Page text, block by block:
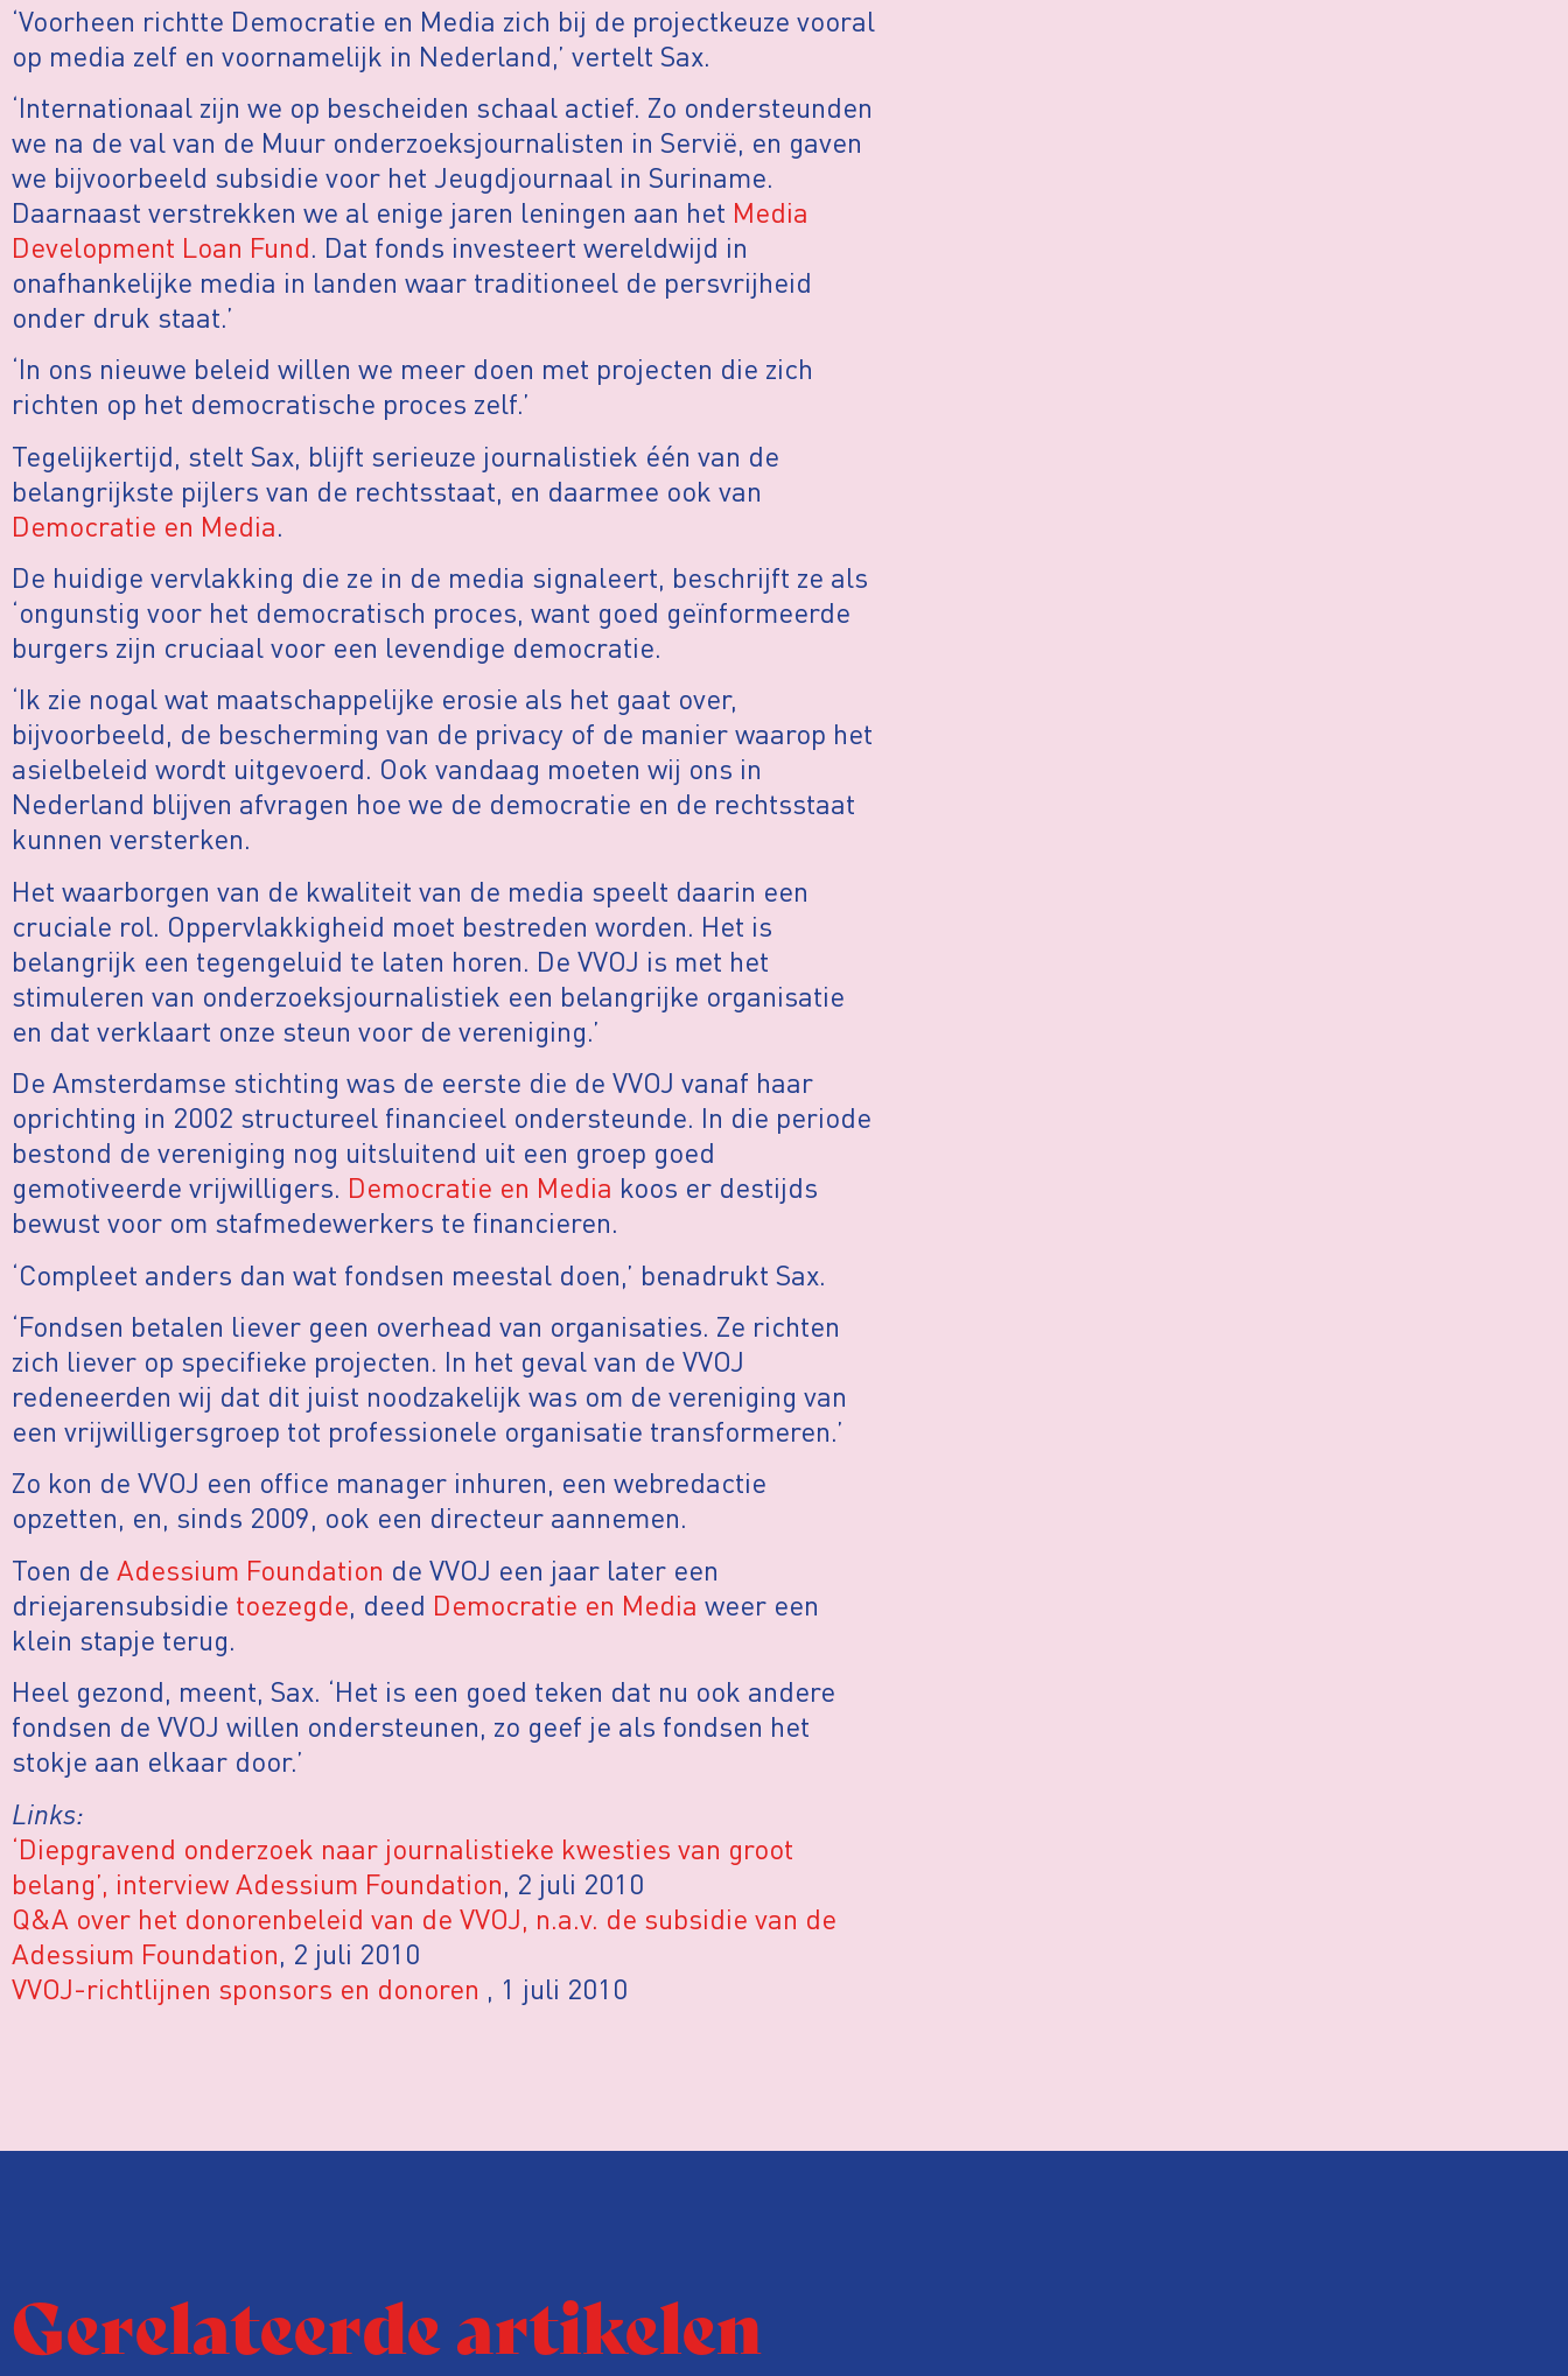
‘Voorheen richtte Democratie en Media zich bij de projectkeuze vooral
op media zelf en voornamelijk in Nederland,’ vertelt Sax.
‘Internationaal zijn we op bescheiden schaal actief. Zo ondersteunden
we na de val van de Muur onderzoeksjournalisten in Servië, en gaven
we bijvoorbeeld subsidie voor het Jeugdjournaal in Suriname.
Daarnaast verstrekken we al enige jaren leningen aan het Media
Development Loan Fund. Dat fonds investeert wereldwijd in
onafhankelijke media in landen waar traditioneel de persvrijheid
onder druk staat.’
‘In ons nieuwe beleid willen we meer doen met projecten die zich
richten op het democratische proces zelf.’
Tegelijkertijd, stelt Sax, blijft serieuze journalistiek één van de
belangrijkste pijlers van de rechtsstaat, en daarmee ook van
Democratie en Media.
De huidige vervlakking die ze in de media signaleert, beschrijft ze als
‘ongunstig voor het democratisch proces, want goed geïnformeerde
burgers zijn cruciaal voor een levendige democratie.
‘Ik zie nogal wat maatschappelijke erosie als het gaat over,
bijvoorbeeld, de bescherming van de privacy of de manier waarop het
asielbeleid wordt uitgevoerd. Ook vandaag moeten wij ons in
Nederland blijven afvragen hoe we de democratie en de rechtsstaat
kunnen versterken.
Het waarborgen van de kwaliteit van de media speelt daarin een
cruciale rol. Oppervlakkigheid moet bestreden worden. Het is
belangrijk een tegengeluid te laten horen. De VVOJ is met het
stimuleren van onderzoeksjournalistiek een belangrijke organisatie
en dat verklaart onze steun voor de vereniging.’
De Amsterdamse stichting was de eerste die de VVOJ vanaf haar
oprichting in 2002 structureel financieel ondersteunde. In die periode
bestond de vereniging nog uitsluitend uit een groep goed
gemotiveerde vrijwilligers. Democratie en Media koos er destijds
bewust voor om stafmedewerkers te financieren.
‘Compleet anders dan wat fondsen meestal doen,’ benadrukt Sax.
‘Fondsen betalen liever geen overhead van organisaties. Ze richten
zich liever op specifieke projecten. In het geval van de VVOJ
redeneerden wij dat dit juist noodzakelijk was om de vereniging van
een vrijwilligersgroep tot professionele organisatie transformeren.’
Zo kon de VVOJ een office manager inhuren, een webredactie
opzetten, en, sinds 2009, ook een directeur aannemen.
Toen de Adessium Foundation de VVOJ een jaar later een
driejarensubsidie toezegde, deed Democratie en Media weer een
klein stapje terug.
Heel gezond, meent, Sax. ‘Het is een goed teken dat nu ook andere
fondsen de VVOJ willen ondersteunen, zo geef je als fondsen het
stokje aan elkaar door.’
Links:
‘Diepgravend onderzoek naar journalistieke kwesties van groot
belang’, interview Adessium Foundation, 2 juli 2010
Q&A over het donorenbeleid van de VVOJ, n.a.v. de subsidie van de
Adessium Foundation, 2 juli 2010
VVOJ-richtlijnen sponsors en donoren , 1 juli 2010
Gerelateerde artikelen